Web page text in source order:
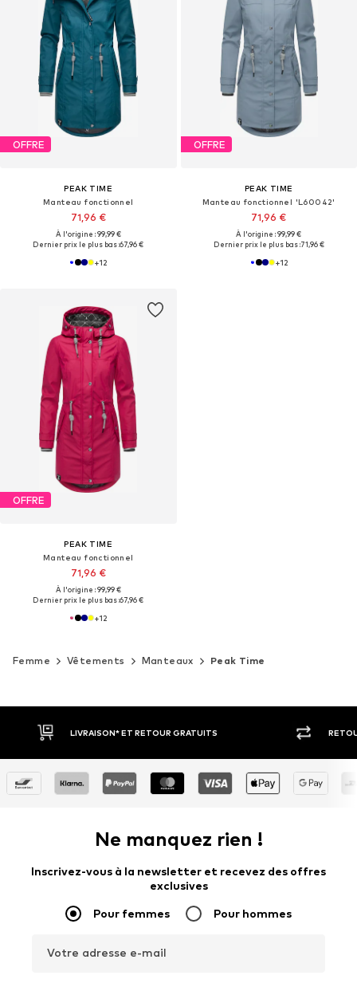
OFFRE
PEAK TIME
Manteau fonctionnel
71,96 €
À l'origine : 99,99 €
Dernier prix le plus bas :67,96 €
+12
OFFRE
PEAK TIME
Manteau fonctionnel 'L60042'
71,96 €
À l'origine : 99,99 €
Dernier prix le plus bas :71,96 €
+12
OFFRE
PEAK TIME
Manteau fonctionnel
71,96 €
À l'origine : 99,99 €
Dernier prix le plus bas :67,96 €
+12
Femme Vêtements Manteaux Peak Time
RETOUR SOUS 30 JOURS
Ne manquez rien !
Inscrivez-vous à la newsletter et recevez des offres
exclusives
Pour femmes Pour hommes
Votre adresse e-mail